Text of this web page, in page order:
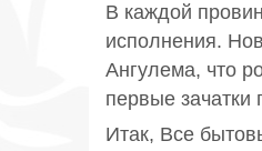
В каждой
исполнения.
Ангулема, что
первые зачатки
Итак, Все